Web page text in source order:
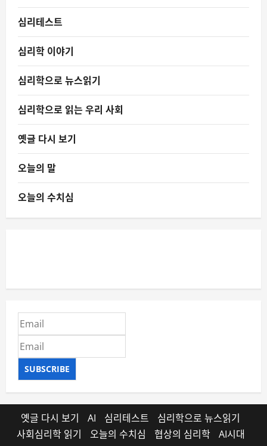
심리테스트
심리학 이야기
심리학으로 뉴스읽기
심리학으로 읽는 우리 사회
옛글 다시 보기
오늘의 말
오늘의 수치심
SUBSCRIBE
옛글 다시 보기 AI 심리테스트
심리학으로 뉴스읽기
사회심리학 읽기
오늘의 수치심 협상의 심리학 AI시대